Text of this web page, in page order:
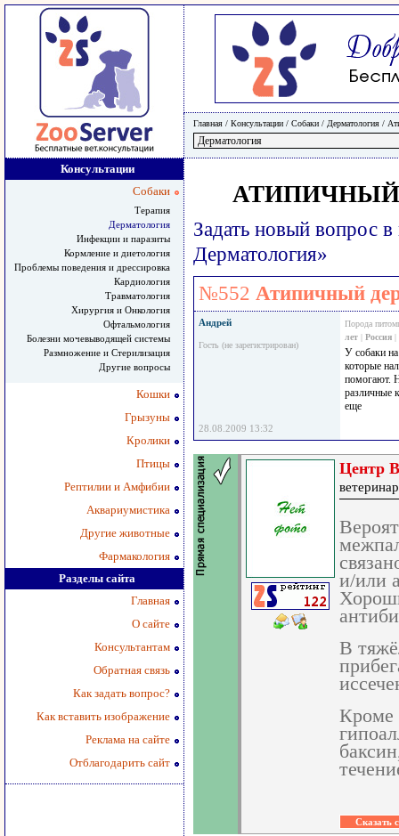
Главная / Консультации / Собаки / Дерматология /
Консультации
Собаки
Терапия
Дерматология
Инфекции и паразиты
Кормление и диетология
Проблемы поведения и дрессировка
Кардиология
Травматология
Хирургия и Онкология
Офтальмология
Болезни мочевыводящей системы
Размножение и Стерилизация
Другие вопросы
Кошки
Грызуны
Кролики
Птицы
Рептилии и Амфибии
Аквариумистика
Другие животные
Фармакология
Разделы сайта
Главная
О сайте
Консультантам
Обратная связь
Как задать вопрос?
Как вставить изображение
Реклама на сайте
Отблагодарить сайт
АТИПИЧНЫЙ
Задать новый вопрос
Дерматология»
№552 Атипичный
Андрей
Гость (не зарегистрирован)
Порода
лет | Россия |
У собаки
которые
помогают.
различные
еще
28.08.2009 13:32
Центр
и/или
В
Кроме